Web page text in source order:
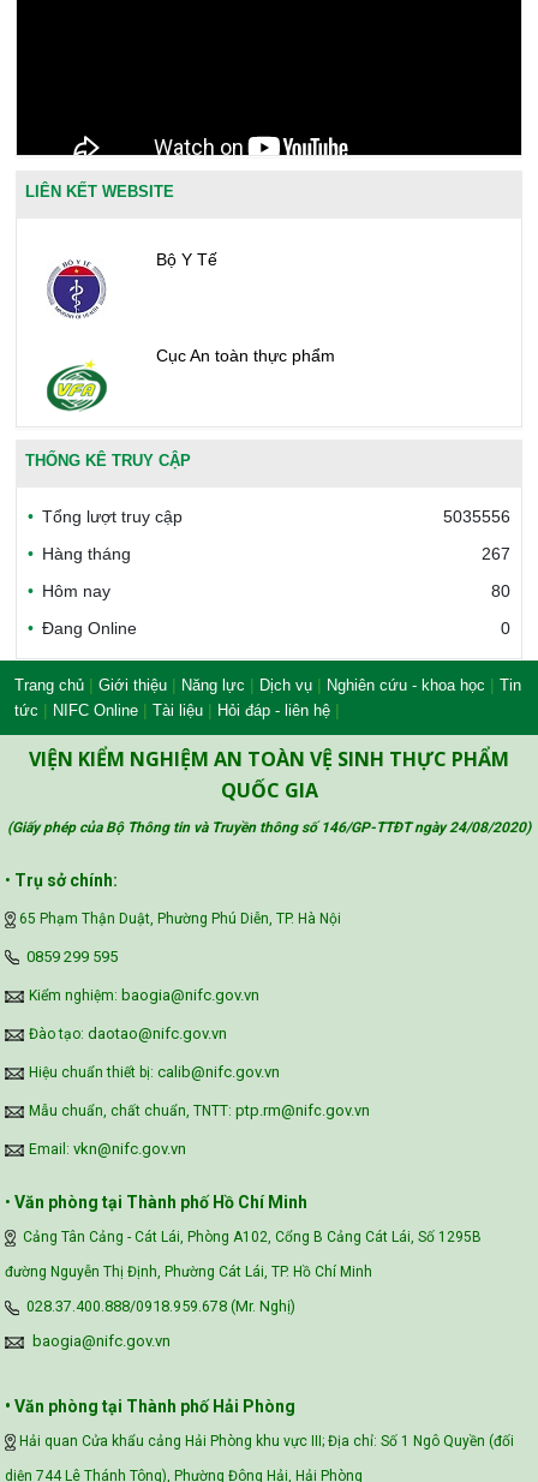
LIÊN KẾT WEBSITE
Bộ Y Tế
Cục An toàn thực phẩm
Văn phòng công nhận chất lượng
Công đoàn Y tế Việt Nam
Safe Food for Growth Project (SAFEGRO)
Vietnam Center for Food Safety Risk
THỐNG KÊ TRUY CẬP
Tổng lượt truy cập
5035556
Hàng tháng
267
Hôm nay
80
Đang Online
0
Trang chủ | Giới thiệu | Năng lực | Dịch vụ | Nghiên cứu - khoa học | Tin
tức | NIFC Online | Tài liệu | Hỏi đáp - liên hệ |
VIỆN KIỂM NGHIỆM AN TOÀN VỆ SINH THỰC PHẨM
QUỐC GIA
(Giấy phép của Bộ Thông tin và Truyền thông số 146/GP-TTĐT ngày 24/08/2020)
• Trụ sở chính:
65 Phạm Thận Duật, Phường Phú Diễn, TP. Hà Nội
‪0859 299 595‬
Kiểm nghiệm: baogia@nifc.gov.vn
Đào tạo: daotao@nifc.gov.vn
Hiệu chuẩn thiết bị: calib@nifc.gov.vn
Mẫu chuẩn, chất chuẩn, TNTT: ptp.rm@nifc.gov.vn
Email: vkn@nifc.gov.vn
• Văn phòng tại Thành phố Hồ Chí Minh
Cảng Tân Cảng - Cát Lái, Phòng A102, Cổng B Cảng Cát Lái, Số 1295B
đường Nguyễn Thị Định, Phường Cát Lái, TP. Hồ Chí Minh
028.37.400.888/0918.959.678 (Mr. Nghị)
baogia@nifc.gov.vn
• Văn phòng tại Thành phố Hải Phòng
Hải quan Cửa khẩu cảng Hải Phòng khu vực III; Địa chỉ: Số 1 Ngô Quyền (đối
diện 744 Lê Thánh Tông), Phường Đông Hải, Hải Phòng